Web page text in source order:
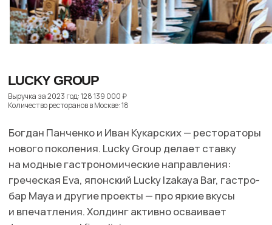
Фото: пресс-служба Lucky Group
Если у Novikov Group рестораны как заводы,
в ресторанный бизнес только с третьей попытки —
первые два заведения закрылись («Имбирь» — из-
за теракта буквально на крыльце заведения).
Живаго» — для ценителей русской кухни,
«ERWIN.РекаМореОкеан» — для любителей рыбы,
«Китайская грамота» — про паназиатские вкусы,
а «Жеральдин» — французский шик. «Белуга»
заслужила звезду MICHELIN, но и остальные
проекты держат уровень.
Выручка за 2023 год: 11 910 000 ₽
Количество ресторанов в Москве: 22